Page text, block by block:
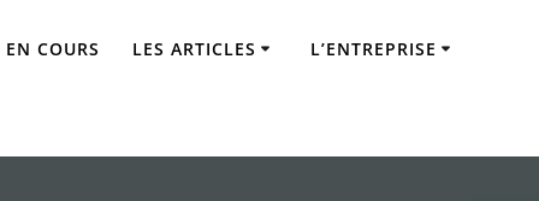
COURS LES ARTICLES L’ENTREPRISE
(Sarking,